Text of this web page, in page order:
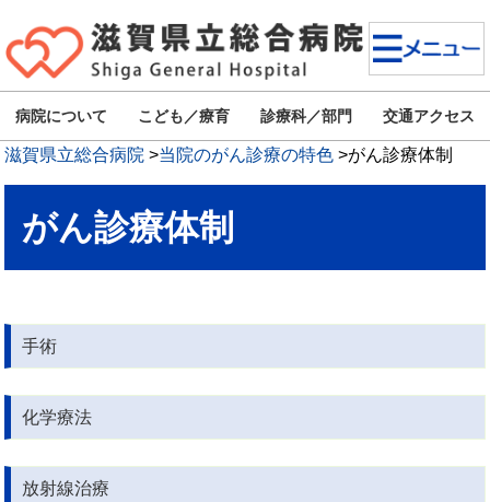
病院について こども／療育 診療科／部門 交通アクセス
滋賀県立総合病院 >当院のがん診療の特色 >がん診療体制
がん診療体制
手術
化学療法
放射線治療